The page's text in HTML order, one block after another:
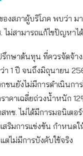
งสภาผู้บริโภค พบว่า ม
ไม่สามารถแก้ไขปัญหาไ
รึกษาต้นทุน ที่ควรจัดจ้า
า 1 ปี จนถึงมิถุนายน
ชนยังไม่มีการดำเนินกา
าคาเฉลี่ยถ่วงน้ำหนัก
ทช. ไม่ได้มีการมอนิเตอ
สริมการแข่งขัน กำหนด
ต่ไม่มีการบังคับใช้จริง